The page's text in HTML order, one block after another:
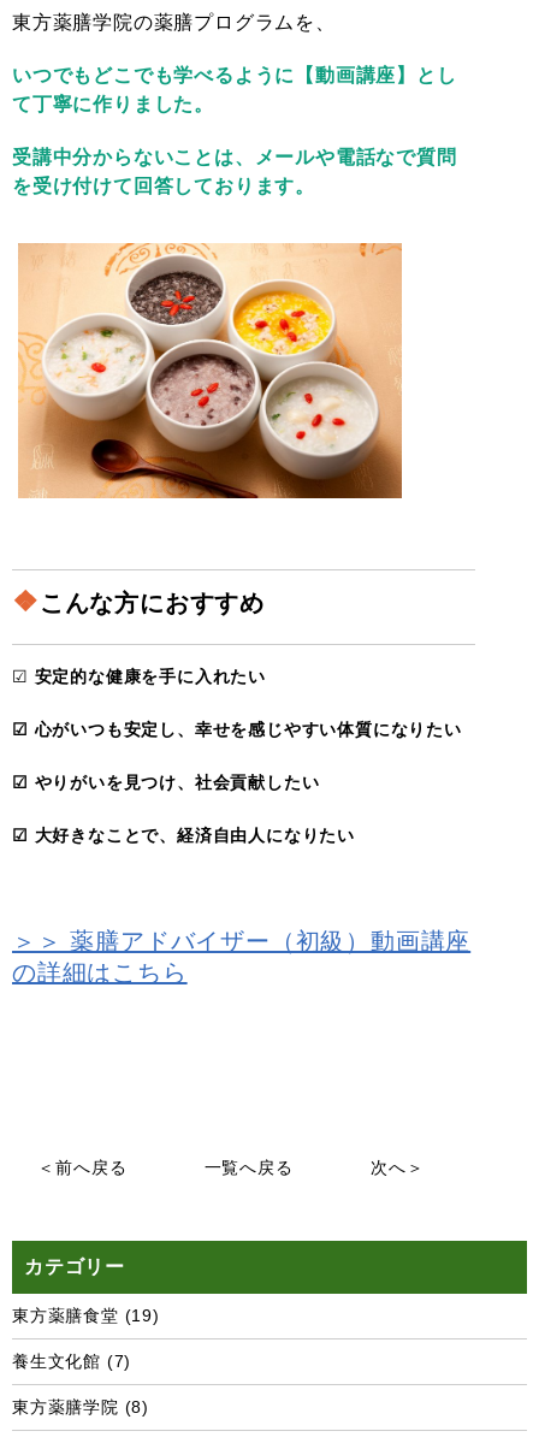
東方薬膳学院の薬膳プログラムを、
いつでもどこでも学べるように【動画講座】とし
て丁寧に作りました。
受講中分からないことは、メールや電話なで質問
を受け付けて回答しております。
❖こんな方におすすめ
☑ 安定的な健康を手に入れたい
☑ 心がいつも安定し、 幸せを感じやすい体質になりたい
☑ やりがいを見つけ、社会貢献したい
☑ 大好きなことで、経済自由人になりたい
＞＞ 薬膳アドバイザー（初級）動画講座
の詳細はこちら
＜前へ戻る 一覧へ戻る 次へ＞
カテゴリー
東方薬膳食堂 (19)
養生文化館 (7)
東方薬膳学院 (8)